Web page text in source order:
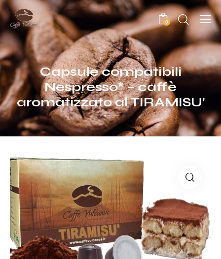
0
Capsule compatibili
Nespresso* – caffè
aromatizzato al TIRAMISU’